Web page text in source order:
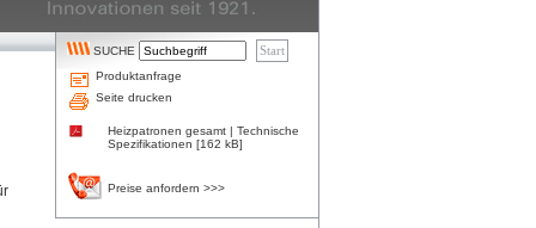
SUCHE
Produktanfrage
Seite drucken
Heizpatronen gesamt | Technische
Spezifikationen [162 kB]
Preise anfordern >>>